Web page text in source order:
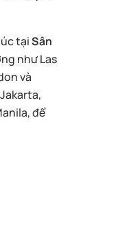
tạiSân
như Las
và
để